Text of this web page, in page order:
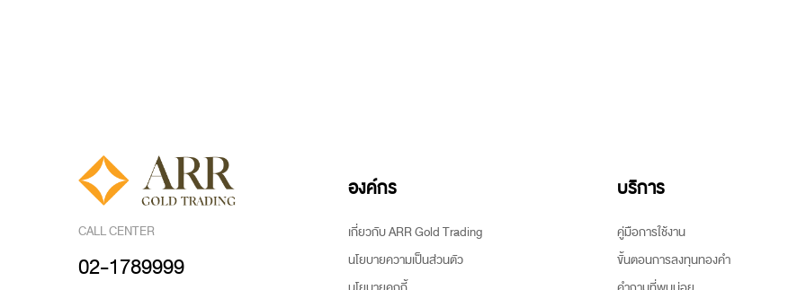
CALL CENTER
02-1789999
องค์กร
เกี่ยวกับ ARR Gold Trading
นโยบายความเป็นส่วนตัว
บริการ
คู่มือการใช้งาน
ขั้นตอนการลงทุนทองคำ